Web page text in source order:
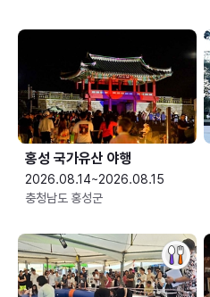
홍성 국가유산 야행
2026.08.14~2026.08.15
충청남도 홍성군